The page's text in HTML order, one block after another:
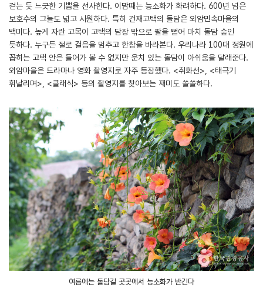
걷는 듯 느긋한 기쁨을 선사한다. 이맘때는 능소화가 화려하다. 600년 넘은
보호수의 그늘도 넓고 시원하다. 특히 건재고택의 돌담은 외암민속마을의
백미다. 높게 자란 고목이 고택의 담장 밖으로 팔을 뻗어 마치 돌담 숲인
듯하다. 누구든 절로 걸음을 멈추고 한참을 바라본다. 우리나라 100대 정원에
꼽히는 고택 안은 들어가 볼 수 없지만 운치 있는 돌담이 아쉬움을 달래준다.
외암마을은 드라마나 영화 촬영지로 자주 등장했다. <취화선>, <태극기
휘날리며>, <클래식> 등의 촬영지를 찾아보는 재미도 쏠쏠하다.
여름에는 돌담길 곳곳에서 능소화가 반긴다